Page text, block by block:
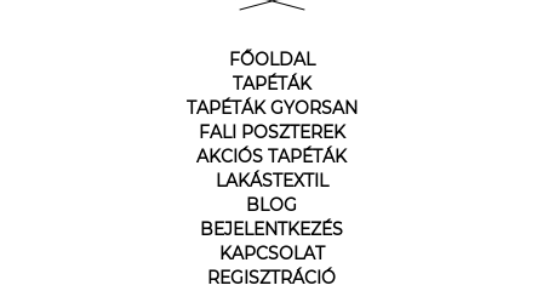
FŐOLDAL
TAPÉTÁK
TAPÉTÁK GYORSAN
FALI POSZTEREK
AKCIÓS TAPÉTÁK
LAKÁSTEXTIL
BLOG
BEJELENTKEZÉS
KAPCSOLAT
REGISZTRÁCIÓ